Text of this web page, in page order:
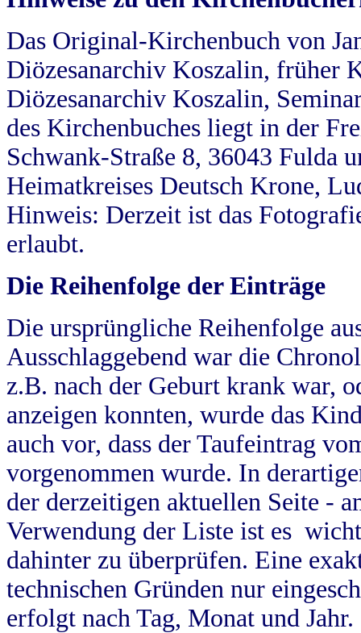
Das Original-Kirchenbuch von
Diözesanarchiv Koszalin, früher
Diözesanarchiv Koszalin,
des Kirchenbuches liegt in der
Schwank-Straße 8, 36043 Fulda
Heimatkreises Deutsch Krone,
Hinweis: Derzeit ist das
erlaubt.
Die Reihenfolge der Einträge
Die ursprüngliche Reihenfolge
Ausschlaggebend war die
z.B. nach der Geburt krank war,
anzeigen konnten, wurde das
auch vor, dass der Taufeintrag
vorgenommen wurde. In
der derzeitigen aktuellen Seite -
Verwendung der Liste ist es
dahinter zu überprüfen. Eine
technischen Gründen nur
erfolgt nach Tag, Monat und Jahr.